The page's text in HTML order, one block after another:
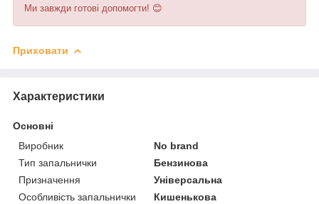
Ми завжди готові допомогти! 😊
Приховати
Характеристики
Основні
Виробник
No brand
Тип запальнички
Бензинова
Призначення
Універсальна
Особливість запальнички
Кишенькова